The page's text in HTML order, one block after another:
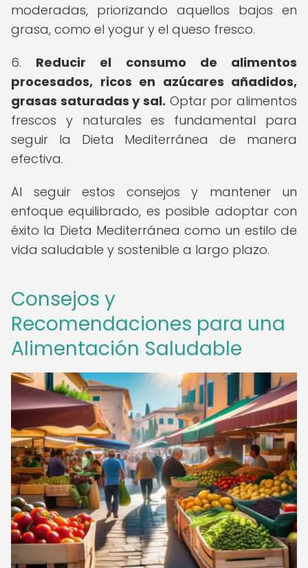
moderadas, priorizando aquellos bajos en
grasa, como el yogur y el queso fresco.
6. Reducir el consumo de alimentos
procesados, ricos en azúcares añadidos,
grasas saturadas y sal. Optar por alimentos
frescos y naturales es fundamental para
seguir la Dieta Mediterránea de manera
efectiva.
Al seguir estos consejos y mantener un
enfoque equilibrado, es posible adoptar con
éxito la Dieta Mediterránea como un estilo de
vida saludable y sostenible a largo plazo.
Consejos y
Recomendaciones para una
Alimentación Saludable